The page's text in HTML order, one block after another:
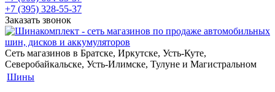
+7 (395) 328-55-37
Заказать звонок
Сеть магазинов в Братске, Иркутске, Усть-Куте,
Северобайкальске, Усть-Илимске, Тулуне и Магистральном
Шины